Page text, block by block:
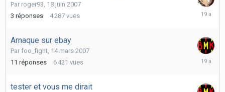
Par roger93, 18 juin 2007
3 réponses 4 287 vues
19
Arnaque sur ebay
Par foo_fight, 14 mars 2007
11 réponses 6 421 vues
10
tester et vous me dirait